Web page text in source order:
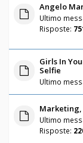
Angelo
Ultimo
Risposte:
Girls In
Selfie
Ultimo
Ultimo
Risposte: